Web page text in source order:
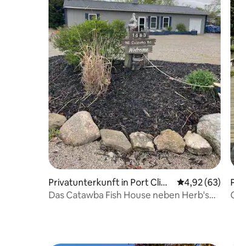
Privatunterkunft in Port Clint
on
4,92 (63)
Das Catawba Fish House neben Herb's